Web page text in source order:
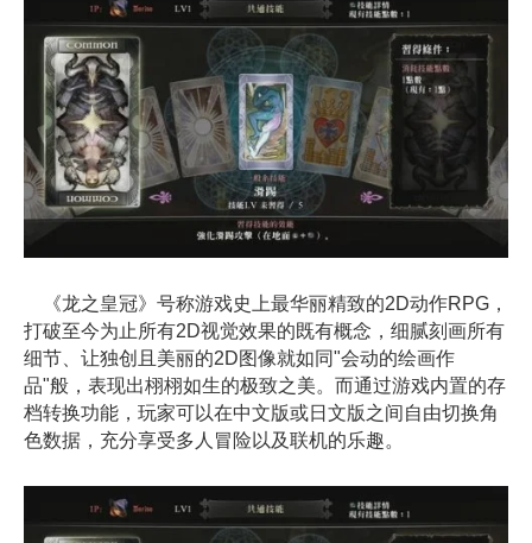
《龙之皇冠》号称游戏史上最华丽精致的2D动作RPG，
打破至今为止所有2D视觉效果的既有概念，细腻刻画所有
细节、让独创且美丽的2D图像就如同"会动的绘画作
品"般，表现出栩栩如生的极致之美。而通过游戏内置的存
档转换功能，玩家可以在中文版或日文版之间自由切换角
色数据，充分享受多人冒险以及联机的乐趣。